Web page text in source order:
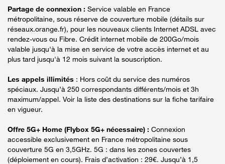
Partage de connexion : Service valable en France
métropolitaine, sous réserve de couverture mobile (détails sur
réseaux.orange.fr), pour les nouveaux clients Internet ADSL avec
rendez-vous ou Fibre. Crédit internet mobile de 200Go/mois
valable jusqu'à la mise en service de votre accès internet et au
plus tard jusqu'à 12 mois suivant la souscription.
Les appels illimités : Hors coût du service des numéros
spéciaux. Jusqu’à 250 correspondants différents/mois et 3h
maximum/appel. Voir la liste des destinations sur la fiche tarifaire
en vigueur.
Offre 5G+ Home (Flybox 5G+ nécessaire) : Connexion
accessible exclusivement en France métropolitaine sous
couverture 5G en 3,5GHz. 5G : dans les zones couvertes
(déploiement en cours). Frais d’activation : 29€. Jusqu’à 1,5